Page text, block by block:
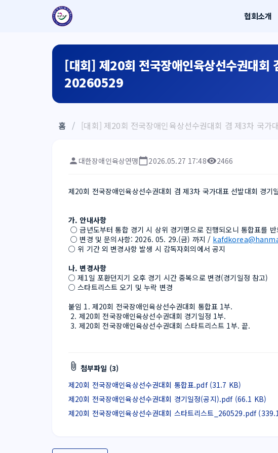
협회소개
[대회] 제20회 전국장애인육상선수권대회
20260529
홈 / [대회] 제20회 전국장애인육상선수권대회 겸 제3차 국
대한장애인육상연맹 2026.05.27 17:48 2466
제20회 전국장애인육상선수권대회 겸 제3차 국가대표 선발대회 경기
가. 안내사항
○ 금년도부터 통합 경기 시 상위 경기명으로 진행되오니 통합표를
○ 변경 및 문의사항: 2026. 05. 29.(금) 까지 /
○ 위 기간 외 변경사항 발생 시 감독자회의에서 공지
나. 변경사항
○ 제1일 포환던지기 오후 경기 시간 중복으로 변경(경기일정 참고)
○ 스타트리스트 오기 및 누락 변경
붙임 1. 제20회 전국장애인육상선수권대회 통합표 1부.
2. 제20회 전국장애인육상선수권대회 경기일정 1부.
3. 제20회 전국장애인육상선수권대회 스타트리스트 1부. 끝.
첨부파일 (3)
제20회 전국장애인육상선수권대회 통합표.pdf (31.7 KB)
제20회 전국장애인육상선수권대회 경기일정(공지).pdf (66.1 KB)
제20회 전국장애인육상선수권대회 스타트리스트_260529.pdf